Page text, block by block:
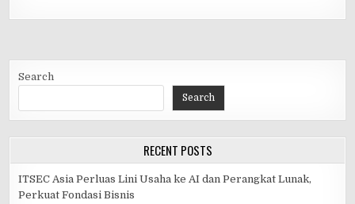
Search
Search
RECENT POSTS
ITSEC Asia Perluas Lini Usaha ke AI dan Perangkat Lunak,
Perkuat Fondasi Bisnis